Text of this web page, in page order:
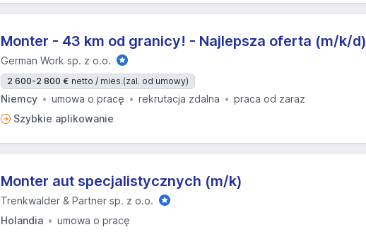
Monter - 43 km od granicy! - Najlepsza oferta (m/k/d)
German Work sp. z o.o.
2 600-2 800 € netto / mies.(zal. od umowy)
Niemcy umowa o pracę rekrutacja zdalna
praca od zaraz
Szybkie aplikowanie
Monter aut specjalistycznych (m/k)
Trenkwalder & Partner sp. z o.o.
Holandia
umowa o pracę